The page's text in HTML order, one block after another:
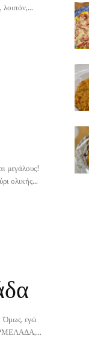
λοιπόν,...
μεγάλους!
ολικής...
Όμως, εγώ